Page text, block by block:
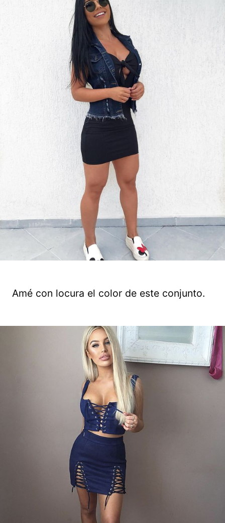
Amé con locura el color de este conjunto.